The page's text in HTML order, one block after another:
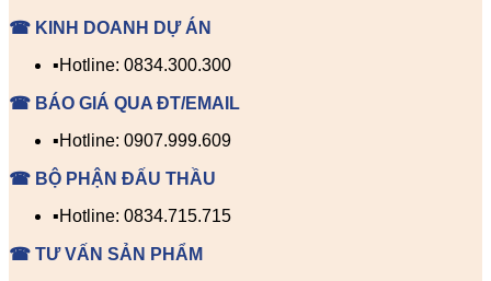
☎ KINH DOANH DỰ ÁN
▪️Hotline: 0834.300.300
☎ BÁO GIÁ QUA ĐT/EMAIL
▪️Hotline: 0907.999.609
☎ BỘ PHẬN ĐẤU THẦU
▪️Hotline: 0834.715.715
☎ TƯ VẤN SẢN PHẨM